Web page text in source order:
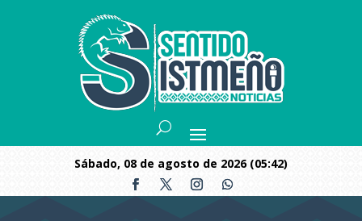
sábado, 08 de agosto de 2026 (05:42)